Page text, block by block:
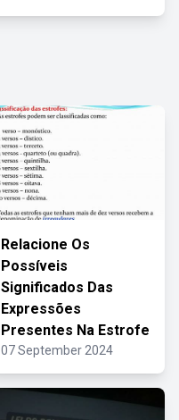
Relacione Os
Possíveis
Significados Das
Expressões
Presentes Na Estrofe
07 September 2024